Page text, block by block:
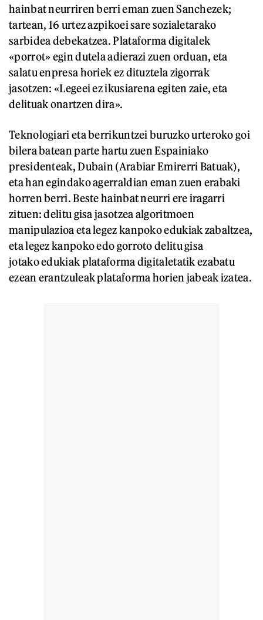
hainbat neurriren berri eman zuen Sanchezek;
tartean, 16 urtez azpikoei sare sozialetarako
sarbidea debekatzea. Plataforma digitalek
«porrot» egin dutela adierazi zuen orduan, eta
salatu enpresa horiek ez dituztela zigorrak
jasotzen: «Legeei ez ikusiarena egiten zaie, eta
delituak onartzen dira».
Teknologiari eta berrikuntzei buruzko urteroko goi
bilera batean parte hartu zuen Espainiako
presidenteak, Dubain (Arabiar Emirerri Batuak),
eta han egindako agerraldian eman zuen erabaki
horren berri. Beste hainbat neurri ere iragarri
zituen: delitu gisa jasotzea algoritmoen
manipulazioa eta legez kanpoko edukiak zabaltzea,
eta legez kanpoko edo gorroto delitu gisa
jotako edukiak plataforma digitaletatik ezabatu
ezean erantzuleak plataforma horien jabeak izatea.